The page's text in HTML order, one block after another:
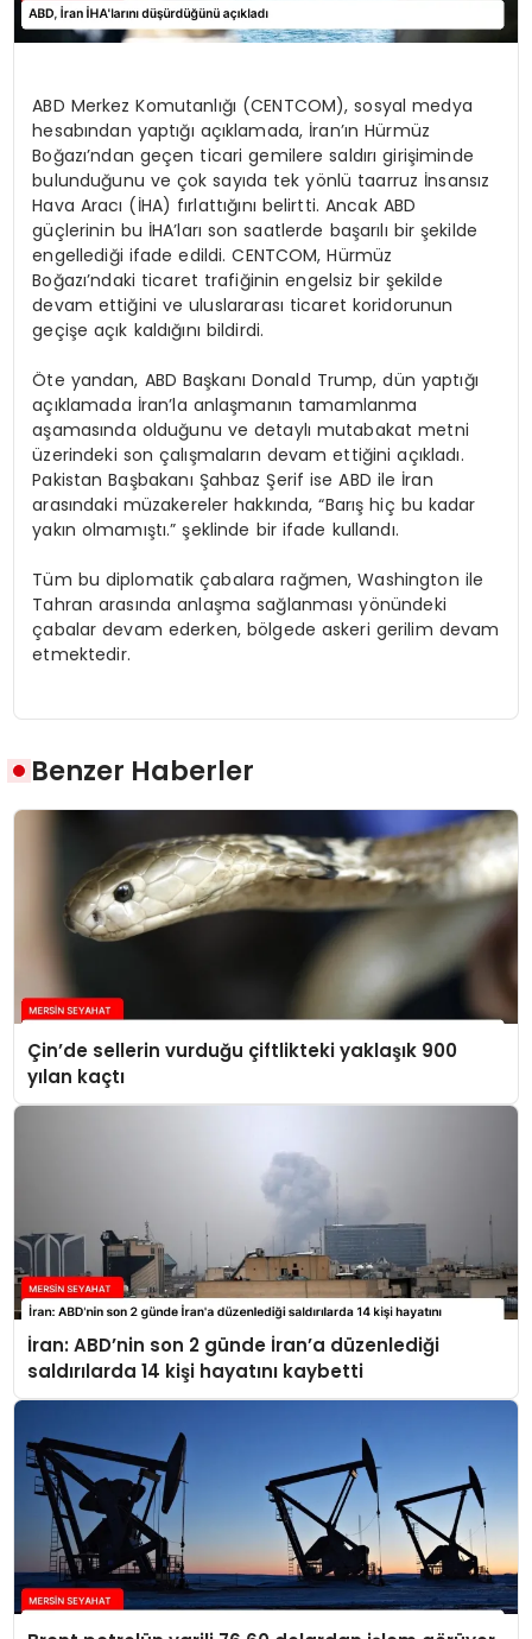
ABD Merkez Komutanlığı (CENTCOM), sosyal medya
hesabından yaptığı açıklamada, İran’ın Hürmüz
Boğazı’ndan geçen ticari gemilere saldırı girişiminde
bulunduğunu ve çok sayıda tek yönlü taarruz İnsansız
Hava Aracı (İHA) fırlattığını belirtti. Ancak ABD
güçlerinin bu İHA’ları son saatlerde başarılı bir şekilde
engellediği ifade edildi. CENTCOM, Hürmüz
Boğazı’ndaki ticaret trafiğinin engelsiz bir şekilde
devam ettiğini ve uluslararası ticaret koridorunun
geçişe açık kaldığını bildirdi.
Öte yandan, ABD Başkanı Donald Trump, dün yaptığı
açıklamada İran’la anlaşmanın tamamlanma
aşamasında olduğunu ve detaylı mutabakat metni
üzerindeki son çalışmaların devam ettiğini açıkladı.
Pakistan Başbakanı Şahbaz Şerif ise ABD ile İran
arasındaki müzakereler hakkında, “Barış hiç bu kadar
yakın olmamıştı.” şeklinde bir ifade kullandı.
Tüm bu diplomatik çabalara rağmen, Washington ile
Tahran arasında anlaşma sağlanması yönündeki
çabalar devam ederken, bölgede askeri gerilim devam
etmektedir.
Benzer Haberler
Çin’de sellerin vurduğu çiftlikteki yaklaşık 900
yılan kaçtı
İran: ABD’nin son 2 günde İran’a düzenlediği
saldırılarda 14 kişi hayatını kaybetti